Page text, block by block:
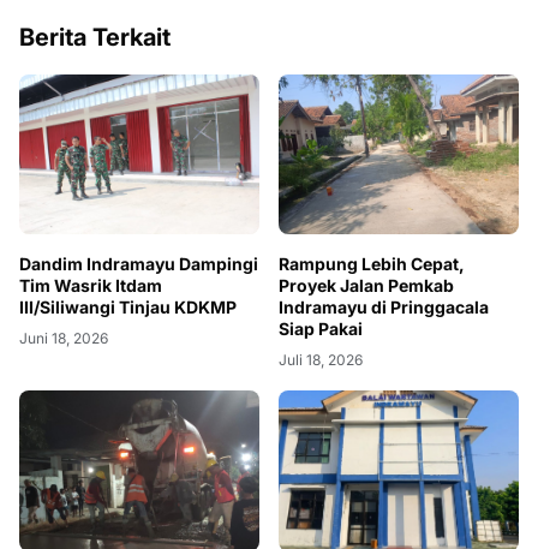
Berita Terkait
Dandim Indramayu Dampingi
Tim Wasrik Itdam
III/Siliwangi Tinjau KDKMP
Juni 18, 2026
Rampung Lebih Cepat,
Proyek Jalan Pemkab
Indramayu di Pringgacala
Siap Pakai
Juli 18, 2026